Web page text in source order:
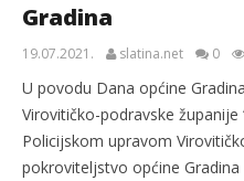
Gradina
19.07.2021. slatina.net 0
U povodu Dana općine
Virovitičko-podravske županije
Policijskom upravom
pokroviteljstvo općine